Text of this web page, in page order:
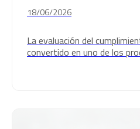
18/06/2026
La evaluación del
convertido en uno de los